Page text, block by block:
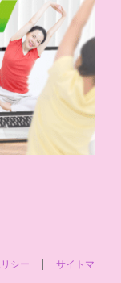
シー
サイトマ